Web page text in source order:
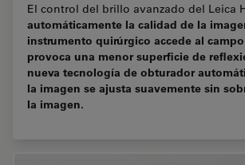
El control del brillo avanzado del Leica
automáticamente la calidad de la
instrumento quirúrgico accede al
provoca una menor superficie de
nueva tecnología de obturador
la imagen se ajusta suavemente sin
la imagen.